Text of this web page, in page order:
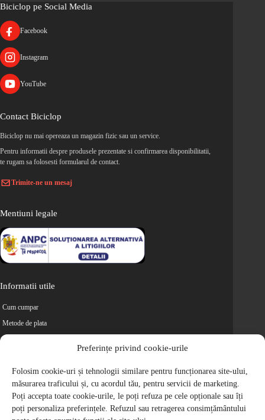
Preferințe privind cookie-urile
Folosim cookie-uri și tehnologii similare pentru funcționarea site-ului,
măsurarea traficului și, cu acordul tău, pentru servicii de marketing.
Poți accepta toate cookie-urile, le poți refuza pe cele opționale sau îți
poți personaliza preferințele. Refuzul sau retragerea consimțământului
Biciclop pe Social Media
Facebook
Instagram
YouTube
Contact Biciclop
Biciclop nu mai opereaza un magazin fizic sau un service.
Pentru informatii despre produsele prezentate si confirmarea disponibilitatii,
te rugam sa folosesti formularul de contact.
Trimite-ne un mesaj
Mentiuni legale
Informatii utile
Cum cumpar
Metode de plata
Retur
Cariere
Politica de Confidentialitate